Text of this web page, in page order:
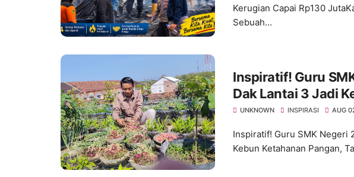
Kerugian Capai Rp130
Sebuah...
Inspiratif! Guru
Dak Lantai 3 Jadi
Tanamkan
UNKNOWN INSPIRASI AUG
Inspiratif! Guru SMK Negeri
Kebun Ketahanan Pangan,